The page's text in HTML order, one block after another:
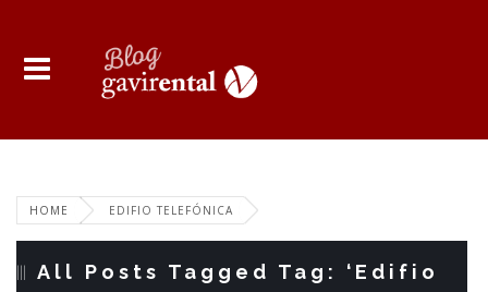
HOME EDIFIO TELEFÓNICA
All Posts Tagged Tag: ‘Edifio